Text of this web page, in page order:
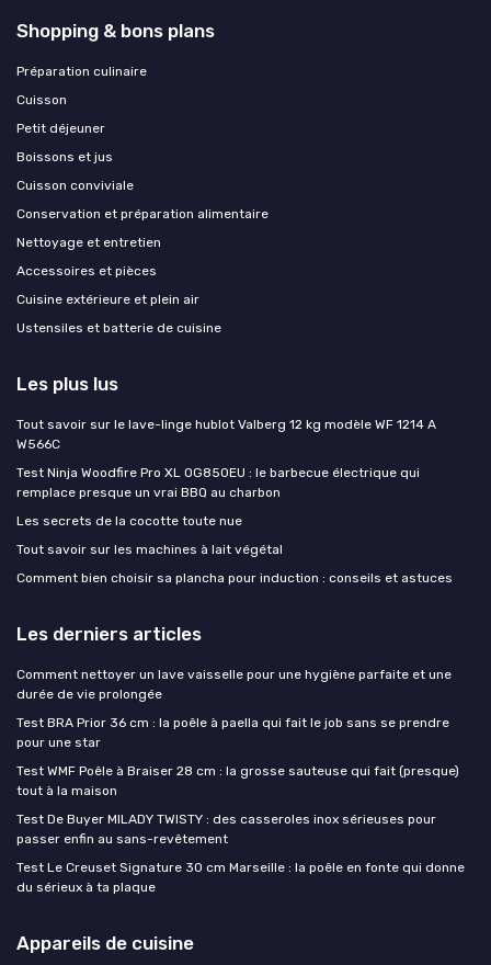
Shopping & bons plans
Préparation culinaire
Cuisson
Petit déjeuner
Boissons et jus
Cuisson conviviale
Conservation et préparation alimentaire
Nettoyage et entretien
Accessoires et pièces
Cuisine extérieure et plein air
Ustensiles et batterie de cuisine
Les plus lus
Tout savoir sur le lave-linge hublot Valberg 12 kg modèle WF 1214 A
W566C
Test Ninja Woodfire Pro XL OG850EU : le barbecue électrique qui
remplace presque un vrai BBQ au charbon
Les secrets de la cocotte toute nue
Tout savoir sur les machines à lait végétal
Comment bien choisir sa plancha pour induction : conseils et astuces
Les derniers articles
Comment nettoyer un lave vaisselle pour une hygiène parfaite et une
durée de vie prolongée
Test BRA Prior 36 cm : la poêle à paella qui fait le job sans se prendre
pour une star
Test WMF Poêle à Braiser 28 cm : la grosse sauteuse qui fait (presque)
tout à la maison
Test De Buyer MILADY TWISTY : des casseroles inox sérieuses pour
passer enfin au sans-revêtement
Test Le Creuset Signature 30 cm Marseille : la poêle en fonte qui donne
du sérieux à ta plaque
Appareils de cuisine